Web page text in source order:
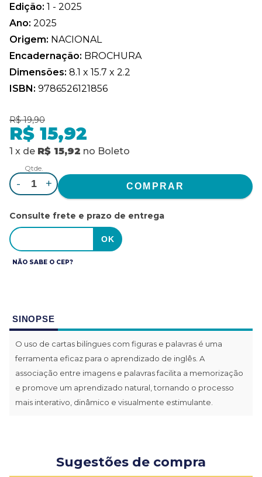
Edição: 1 - 2025
Ano: 2025
Origem: NACIONAL
Encadernação: BROCHURA
Dimensões: 8.1 x 15.7 x 2.2
ISBN: 9786526121856
R$ 19,90
R$ 15,92
1 x de R$ 15,92 no Boleto
Qtde.
- +
Consulte frete e prazo de entrega
NÃO SABE O CEP?
SINOPSE
O uso de cartas bilíngues com figuras e palavras é uma
ferramenta eficaz para o aprendizado de inglês. A
associação entre imagens e palavras facilita a memorização
e promove um aprendizado natural, tornando o processo
mais interativo, dinâmico e visualmente estimulante.
Sugestões de compra